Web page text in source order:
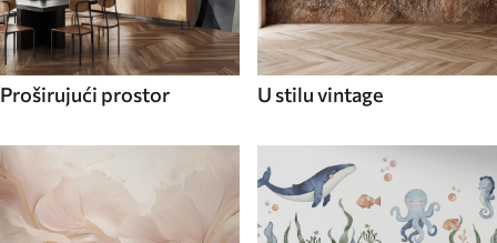
Proširujući prostor U stilu vintage